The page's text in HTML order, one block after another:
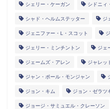
シェリー・ケーガン シドニィ
シャド・ヘルムステッター ジ
ジェニファー・L・スコット
ジェリー・ミンチントン ジェ
ジェームズ・アレン ジャレッ
ジャン・ポール・モンジャン
ジョン・キム ジョン・ゼラツ
ジョージ・サミュエル・クレーソン